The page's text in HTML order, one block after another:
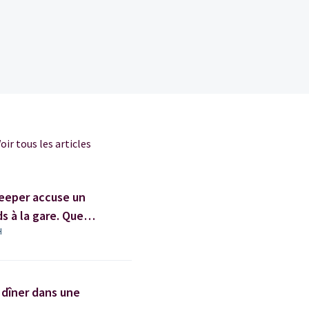
tous les articles
accuse un
à la gare. Que
dans une